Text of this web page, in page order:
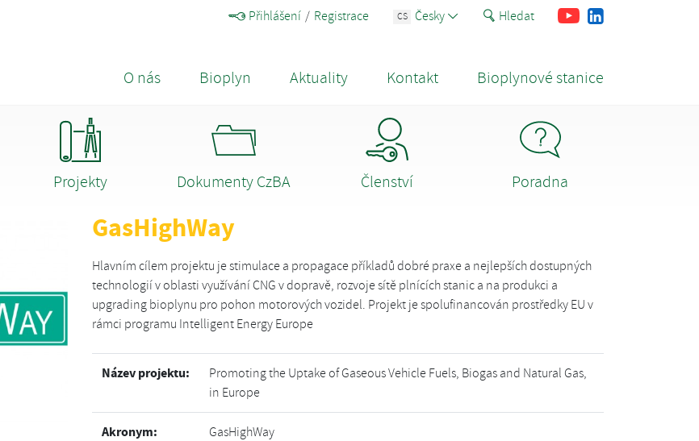
Přihlášení Registrace CS Česky Hledat FacebookYoutube
O nás Bioplyn Aktuality Kontakt Bioplynové stanice
Projekty Dokumenty CzBA Členství Poradna
GasHighWay
Hlavním cílem projektu je stimulace a propagace příkladů dobré praxe a nejlepších dostupných
technologií v oblasti využívání CNG v dopravě, rozvoje sítě plnících stanic a na produkci a
upgrading bioplynu pro pohon motorových vozidel. Projekt je spolufinancován prostředky EU v
rámci programu Intelligent Energy Europe
Název projektu:
Promoting the Uptake of Gaseous Vehicle Fuels, Biogas and Natural Gas,
in Europe
Akronym: GasHighWay